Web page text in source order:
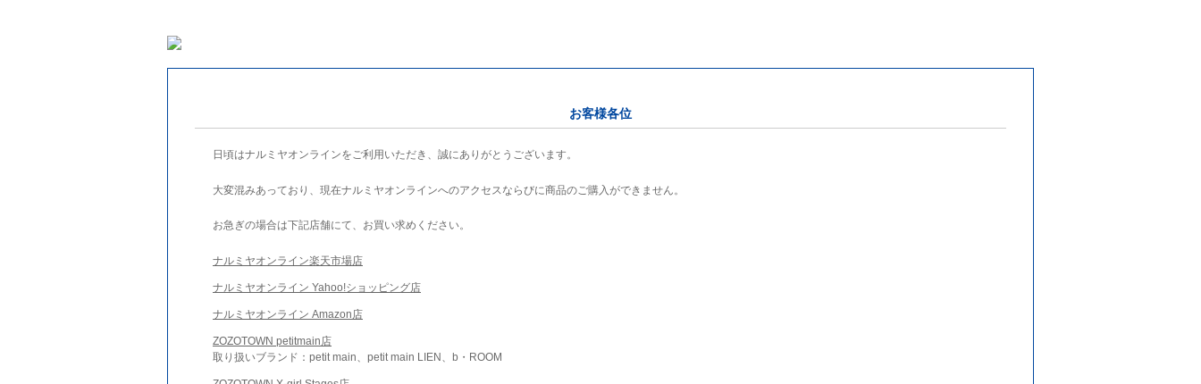
お客様各位
日頃はナルミヤオンラインをご利用いただき、誠にありがとうございます。
大変混みあっており、現在ナルミヤオンラインへのアクセスならびに商品のご購入ができません。
お急ぎの場合は下記店舗にて、お買い求めください。
ナルミヤオンライン楽天市場店
ナルミヤオンライン Yahoo!ショッピング店
ナルミヤオンライン Amazon店
ZOZOTOWN petitmain店
取り扱いブランド：petit main、petit main LIEN、b・ROOM